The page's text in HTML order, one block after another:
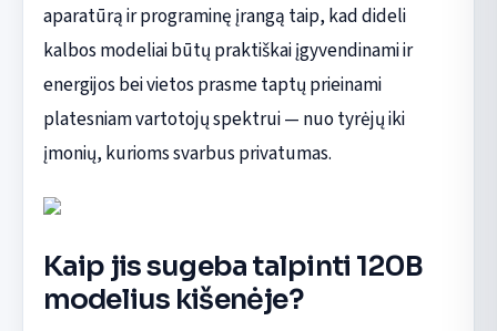
aparatūrą ir programinę įrangą taip, kad dideli
kalbos modeliai būtų praktiškai įgyvendinami ir
energijos bei vietos prasme taptų prieinami
platesniam vartotojų spektrui — nuo tyrėjų iki
įmonių, kurioms svarbus privatumas.
Kaip jis sugeba talpinti 120B
modelius kišenėje?